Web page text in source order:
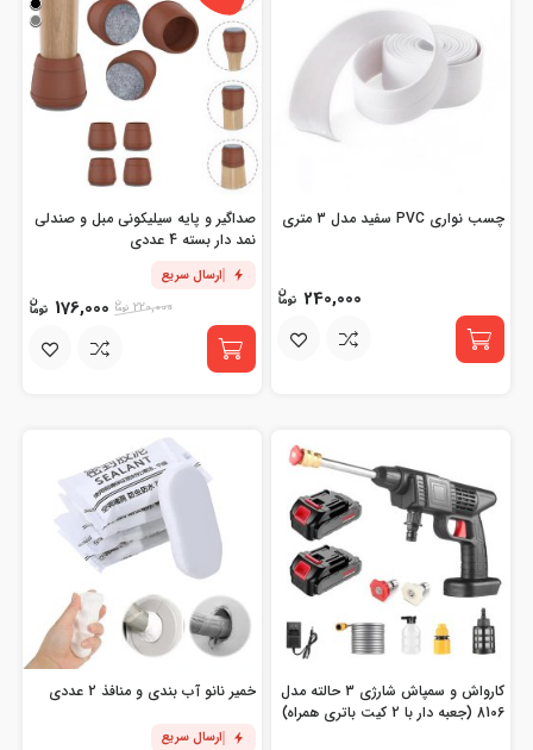
چسب نواری PVC سفید مدل 3 متری
240,000
صداگیر و پایه سیلیکونی مبل و صندلی
نمد دار بسته 4 عددی
ارسال سریع
220,000
176,000
کارواش و سمپاش شارژی 3 حالته مدل
8106 (جعبه دار با 2 کیت باتری همراه)
خمیر نانو آب بندی و منافذ 2 عددی
ارسال سریع